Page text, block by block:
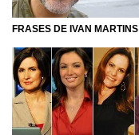
FRASES DE IVAN MARTINS